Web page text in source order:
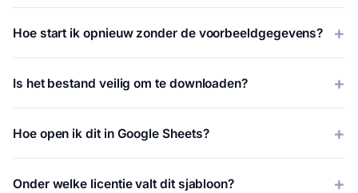
Hoe start ik opnieuw zonder de voorbeeldgegevens?
Is het bestand veilig om te downloaden?
Hoe open ik dit in Google Sheets?
Onder welke licentie valt dit sjabloon?